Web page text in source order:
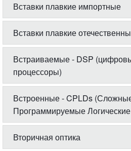
Вставки плавкие импортные
Вставки плавкие
Встраиваемые - DSP
процессоры)
Встроенные - CPLDs
Программируемые Логические
Вторичная оптика